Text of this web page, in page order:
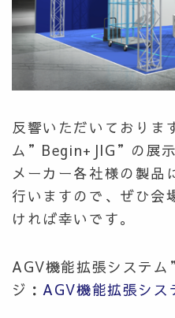
反響いただいておりま
ム”Begin+JIG”の展
メーカー各社様の製品
行いますので、ぜひ会
ければ幸いです。
AGV機能拡張システ
ジ： AGV機能拡張シス